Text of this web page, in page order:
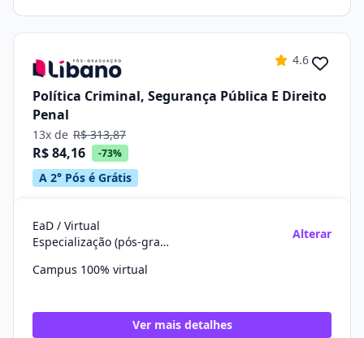
4.6
Política Criminal, Segurança Pública E Direito
Penal
13x de R$ 313,87
R$ 84,16 -73%
A 2° Pós é Grátis
EaD / Virtual
Especialização (pós-graduação)
Alterar
Campus 100% virtual
Ver mais detalhes